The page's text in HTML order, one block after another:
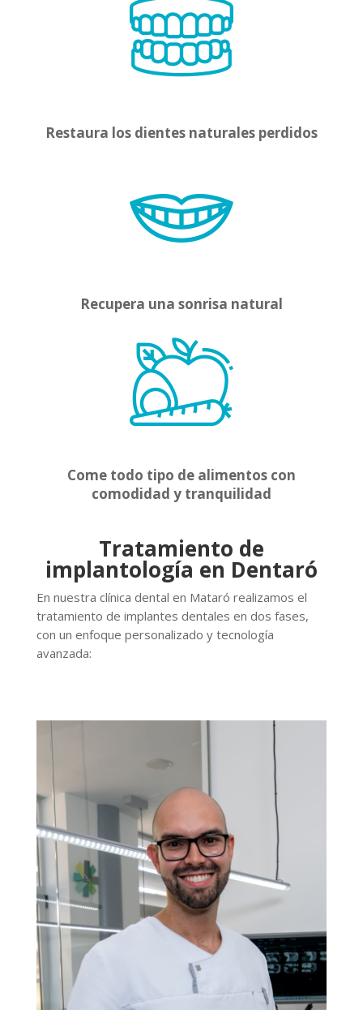
Restaura los dientes naturales perdidos
Recupera una sonrisa natural
Come todo tipo de alimentos con
comodidad y tranquilidad
Tratamiento de
implantología en Dentaró
En nuestra clínica dental en Mataró realizamos el
tratamiento de implantes dentales en dos fases,
con un enfoque personalizado y tecnología
avanzada: